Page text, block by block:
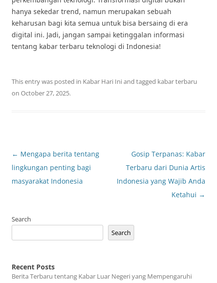
hanya sekedar trend, namun merupakan sebuah
keharusan bagi kita semua untuk bisa bersaing di era
digital ini. Jadi, jangan sampai ketinggalan informasi
tentang kabar terbaru teknologi di Indonesia!
This entry was posted in Kabar Hari Iniand tagged kabar terbaru
on October 27, 2025.
Post
navigation
← Mengapa berita tentang
lingkungan penting bagi
masyarakat Indonesia
Gosip Terpanas: Kabar
Terbaru dari Dunia Artis
Indonesia yang Wajib Anda
Ketahui →
Search
Search
Recent Posts
Berita Terbaru tentang Kabar Luar Negeri yang Mempengaruhi